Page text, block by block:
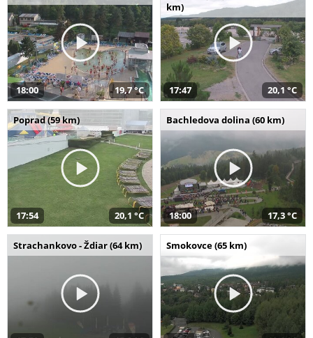
18:00 19,7 °C
km)
17:47 20,1 °C
Poprad (59 km)
17:54 20,1 °C
Bachledova dolina (60 km)
18:00 17,3 °C
Strachankovo - Ždiar (64 km) Smokovce (65 km)